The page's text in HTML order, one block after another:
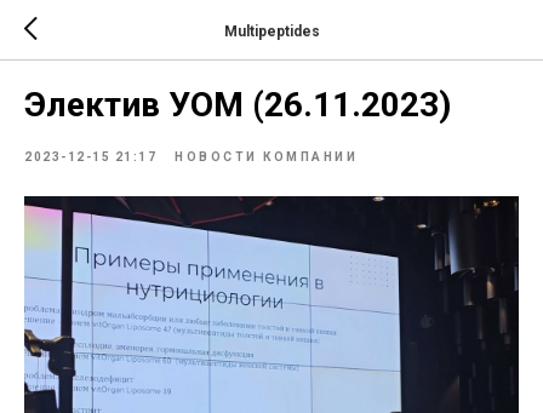
Multipeptides
Электив УОМ (26.11.2023)
2023-12-15 21:17 НОВОСТИ КОМПАНИИ